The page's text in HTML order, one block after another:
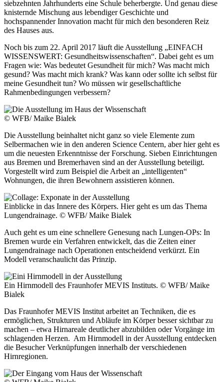
siebzehnten Jahrhunderts eine Schule beherbergte. Und genau diese
knisternde Mischung aus lebendiger Geschichte und
hochspannender Innovation macht für mich den besonderen Reiz
des Hauses aus.
Noch bis zum 22. April 2017 läuft die Ausstellung „EINFACH
WISSENSWERT: Gesundheitswissenschaften“. Dabei geht es um
Fragen wie: Was bedeutet Gesundheit für mich? Was macht mich
gesund? Was macht mich krank? Was kann oder sollte ich selbst für
meine Gesundheit tun? Wo müssen wir gesellschaftliche
Rahmenbedingungen verbessern?
© WFB/ Maike Bialek
Die Ausstellung beinhaltet nicht ganz so viele Elemente zum
Selbermachen wie in den anderen Science Centern, aber hier geht es
um die neuesten Erkenntnisse der Forschung. Sieben Einrichtungen
aus Bremen und Bremerhaven sind an der Ausstellung beteiligt.
Vorgestellt wird zum Beispiel die Arbeit an „intelligenten“
Wohnungen, die ihren Bewohnern assistieren können.
Einblicke in das Innere des Körpers. Hier geht es um das Thema
Lungendrainage. © WFB/ Maike Bialek
Auch geht es um eine schnellere Genesung nach Lungen-OPs: In
Bremen wurde ein Verfahren entwickelt, das die Zeiten einer
Lungendrainage nach Operationen entscheidend verkürzt. Ein
Modell veranschaulicht das Prinzip.
Ein Hirnmodell des Fraunhofer MEVIS Instituts. © WFB/ Maike
Bialek
Das Fraunhofer MEVIS Institut arbeitet an Techniken, die es
ermöglichen, Strukturen und Abläufe im Körper besser sichtbar zu
machen – etwa Hirnareale deutlicher abzubilden oder Vorgänge im
schlagenden Herzen. Am Hirnmodell in der Ausstellung entdecken
die Besucher Verknüpfungen innerhalb der verschiedenen
Hirnregionen.